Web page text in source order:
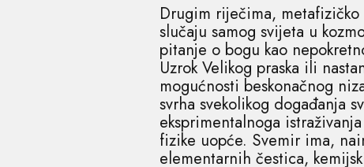
Drugim riječima,
slučaju samog svijeta u
pitanje o bogu kao
Uzrok Velikog praska ili
mogućnosti beskonačnog
svrha svekolikog događanja
eksprimentalnoga
fizike uopće. Svemir ima,
elementarnih čestica,